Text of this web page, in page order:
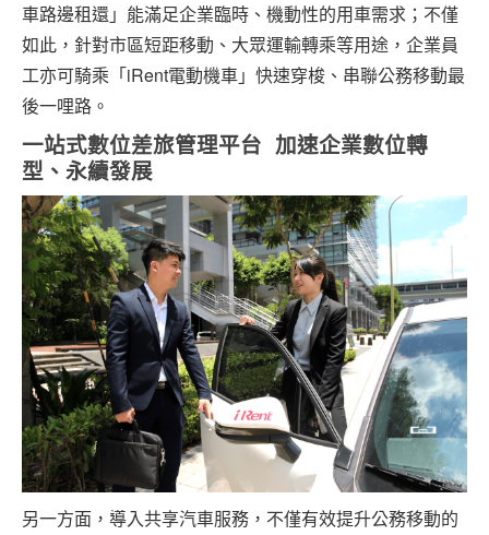
車路邊租還」能滿足企業臨時、機動性的用車需求；不僅
如此，針對市區短距移動、大眾運輸轉乘等用途，企業員
工亦可騎乘「iRent電動機車」快速穿梭、串聯公務移動最
後一哩路。
一站式數位差旅管理平台 加速企業數位轉
型、永續發展
另一方面，導入共享汽車服務，不僅有效提升公務移動的